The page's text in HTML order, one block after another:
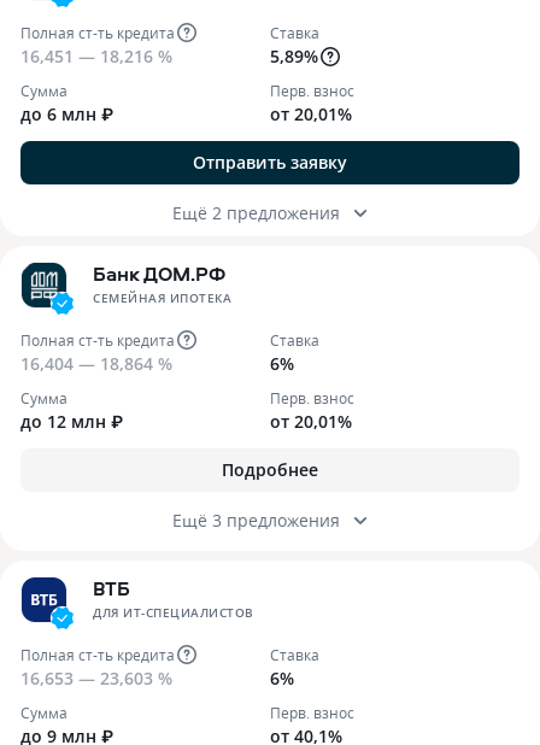
Полная ст-ть кредита
16,451 — 18,216 %
Ставка
5,89%
Сумма
до 6 млн ₽
Перв. взнос
от 20,01%
Отправить заявку
Ещё 2 предложения
Банк ДОМ.РФ
СЕМЕЙНАЯ ИПОТЕКА
Полная ст-ть кредита
16,404 — 18,864 %
Ставка
6%
Сумма
до 12 млн ₽
Перв. взнос
от 20,01%
Подробнее
Ещё 3 предложения
ВТБ
ДЛЯ ИТ-СПЕЦИАЛИСТОВ
Полная ст-ть кредита
16,653 — 23,603 %
Ставка
6%
Сумма
до 9 млн ₽
Перв. взнос
от 40,1%